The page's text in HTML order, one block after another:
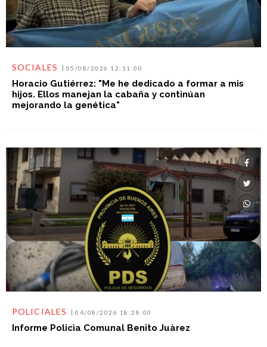
SOCIALES 05/08/2026 12:11:00
Horacio Gutiérrez: "Me he dedicado a formar a mis
hijos. Ellos manejan la cabaña y continúan
mejorando la genética"
POLICIALES 04/08/2026 18:28:00
Informe Policìa Comunal Benito Juàrez